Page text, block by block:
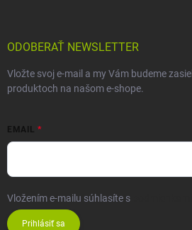
ODOBERAŤ NEWSLETTER
Vložte svoj e-mail a my Vám budeme
produktoch na našom e-shope.
EMAIL
Vložením e-mailu súhlasíte s
Prihlásiť sa